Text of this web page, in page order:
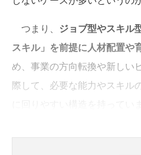
つまり、 ジョブ型やスキル
スキル」を前提に人材配置や
め、事業の方向転換や新しい
際して、必要な能力やスキル